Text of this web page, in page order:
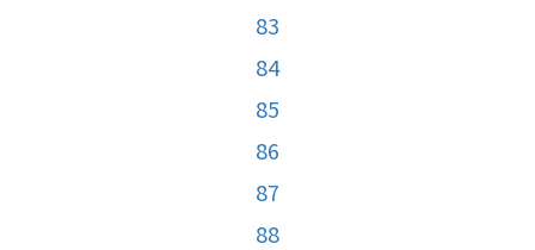
83
84
85
86
87
88